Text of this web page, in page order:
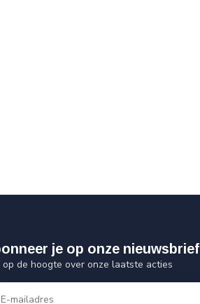
je op onze nieuwsbrief
op de hoogte over onze laatste acties